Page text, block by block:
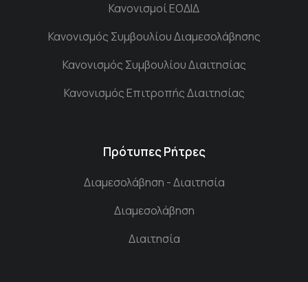
Κανονισμοί ΕΟΔΙΔ
Κανονισμός Συμβουλίου Διαμεσολάβησης
Κανονισμός Συμβουλίου Διαιτησίας
Κανονισμός Επιτροπής Διαιτησίας
Πρότυπες Ρήτρες
Διαμεσολάβηση - Διαιτησία
Διαμεσολάβηση
Διαιτησία